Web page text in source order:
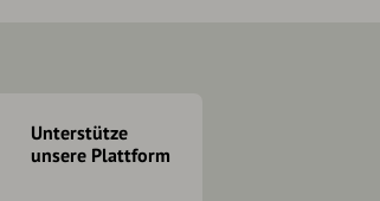
Unterstütze
unsere Plattform